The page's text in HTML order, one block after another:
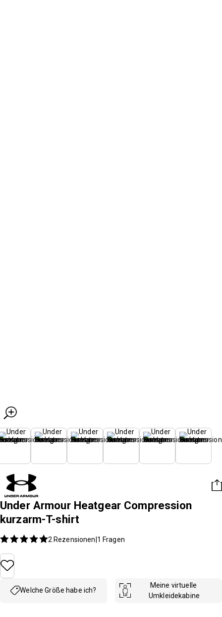
Under Armour Heatgear Compression
kurzarm-T-shirt
2 Rezensionen 1 Fragen
Welche Größe habe ich?
Meine virtuelle
Umkleidekabine